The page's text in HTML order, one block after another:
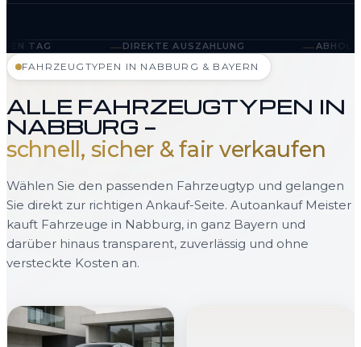
—DIREKTE AUSZAHLUNG —ABHOLUNG IN NABBURG
FAHRZEUGTYPEN IN NABBURG & BAYERN
ALLE FAHRZEUGTYPEN IN
NABBURG —
schnell, sicher & fair verkaufen
Wählen Sie den passenden Fahrzeugtyp und gelangen
Sie direkt zur richtigen Ankauf-Seite. Autoankauf Meister
kauft Fahrzeuge in Nabburg, in ganz Bayern und
darüber hinaus transparent, zuverlässig und ohne
versteckte Kosten an.